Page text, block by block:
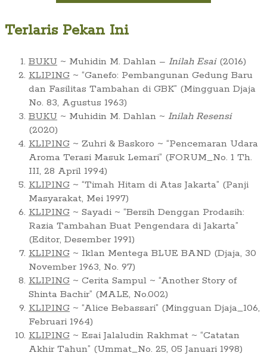
Terlaris Pekan Ini
BUKU ~ Muhidin M. Dahlan – Inilah Esai(2016)
KLIPING ~ “Ganefo: Pembangunan Gedung Baru
dan Fasilitas Tambahan di GBK” (Mingguan Djaja
No. 83, Agustus 1963)
BUKU ~ Muhidin M. Dahlan ~ Inilah Resensi
(2020)
KLIPING ~ Zuhri & Baskoro ~ “Pencemaran Udara
Aroma Terasi Masuk Lemari” (FORUM_No. 1 Th.
III, 28 April 1994)
KLIPING ~ “Timah Hitam di Atas Jakarta” (Panji
Masyarakat, Mei 1997)
KLIPING ~ Sayadi ~ “Bersih Denggan Prodasih:
Razia Tambahan Buat Pengendara di Jakarta”
(Editor, Desember 1991)
KLIPING ~ Iklan Mentega BLUE BAND (Djaja, 30
November 1963, No. 97)
KLIPING ~ Cerita Sampul ~ “Another Story of
Shinta Bachir” (MALE, No.002)
KLIPING ~ “Alice Bebassari” (Mingguan Djaja_106,
Februari 1964)
KLIPING ~ Esai Jalaludin Rakhmat ~ “Catatan
Akhir Tahun” (Ummat_No. 25, 05 Januari 1998)